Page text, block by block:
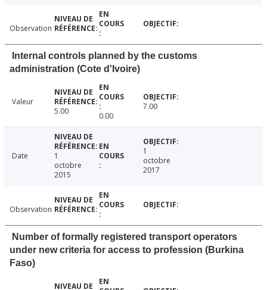
Observation
Internal controls planned by the customs
administration (Cote d'Ivoire)
Valeur
5.00
0.00
7.00
Date
1
octobre
2015
1
octobre
2017
Observation
Number of formally registered transport operators
under new criteria for access to profession (Burkina
Faso)